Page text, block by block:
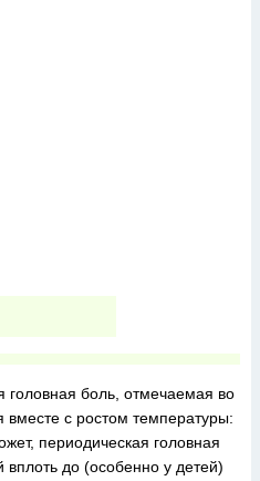
боль, отмечаемая во
вместе с ростом температуры:
периодическая головная
вплоть до (особенно у детей)